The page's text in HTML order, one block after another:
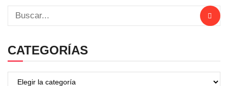
CATEGORÍAS